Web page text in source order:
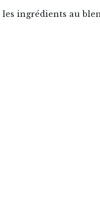
les ingrédients au